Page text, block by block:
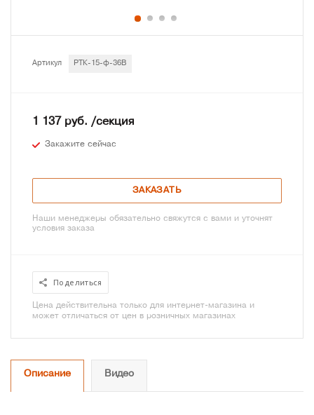
Артикул РТК-15-ф-36В
1 137 руб. /секция
Закажите сейчас
ЗАКАЗАТЬ
Наши менеджеры обязательно свяжутся с вами и уточнят
условия заказа
Поделиться
Цена действительна только для интернет-магазина и
может отличаться от цен в розничных магазинах
Описание Видео